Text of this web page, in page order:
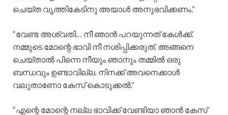
ചെയ്ത വൃത്തികേടിനു അയാൾ അനുഭവിക്കണം.”
“വേണ്ട അശ്വതി… നീ ഞാൻ പറയുന്നത് കേൾക്ക്.
നമ്മുടെ മോന്റെ ഭാവി നീ നശിപ്പിക്കരുത്. അങ്ങനെ
ചെയ്താൽ പിന്നെ നീയും ഞാനും തമ്മിൽ ഒരു
ബന്ധവും ഉണ്ടാവില്ല. നിനക്ക് അവനെക്കാൾ
വലുതാണോ കേസ് കൊടുക്കൽ.”
“എന്റെ മോന്റെ നല്ല ഭാവിക്ക് വേണ്ടിയാ ഞാൻ കേസ്